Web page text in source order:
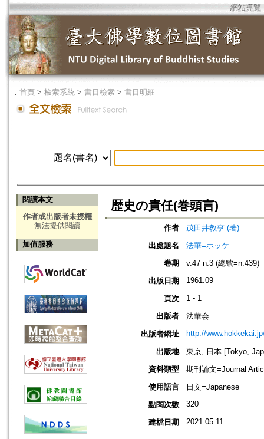
網站導覽
． 首頁 > 檢索系統 > 書目檢索 > 書目明細
閱讀本文
作者或出版者未授權
無法提供閱讀
加值服務
歴史の責任(巻頭言)
作者
茂田井教亨 (著)
出處題名
法華=ホッケ
卷期
v.47 n.3 (總號=n.439)
出版日期
1961.09
頁次 1 - 1
出版者
法華会
出版者網址
http://
出版地
東京, 日本 [Tokyo,
資料類型
期刊論文=Journal
使用語言
日文=Japanese
點閱次數
320
建檔日期 2021.05.11